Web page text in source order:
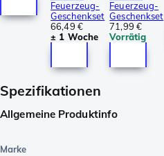
Feuerzeug-
Geschenkset
66,49 €
± 1 Woche
Feuerzeug-
Geschenkset
71,99 €
Vorrätig
Spezifikationen
Allgemeine Produktinfo
Marke